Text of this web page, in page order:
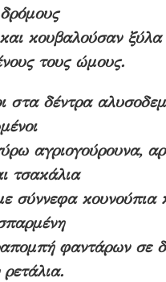
κουβαλούσαν ξύλα
τους ώμους.
στα δέντρα
αγριογούρουνα,
τσακάλια
σύννεφα κουνούπια
φαντάρων σε